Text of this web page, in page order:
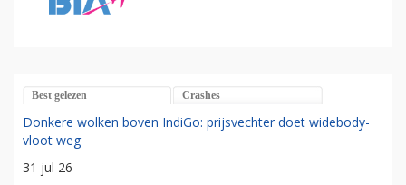
Best gelezen Crashes
Donkere wolken boven IndiGo: prijsvechter doet widebody-
vloot weg
31 jul 26